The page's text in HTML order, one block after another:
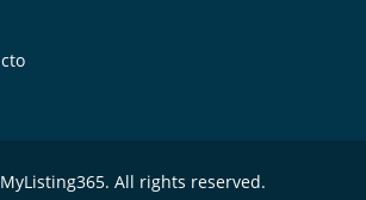
All rights reserved.